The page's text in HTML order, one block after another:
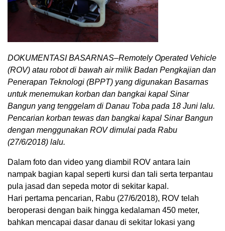
DOKUMENTASI BASARNAS–Remotely Operated Vehicle
(ROV) atau robot di bawah air milik Badan Pengkajian dan
Penerapan Teknologi (BPPT) yang digunakan Basarnas
untuk menemukan korban dan bangkai kapal Sinar
Bangun yang tenggelam di Danau Toba pada 18 Juni lalu.
Pencarian korban tewas dan bangkai kapal Sinar Bangun
dengan menggunakan ROV dimulai pada Rabu
(27/6/2018) lalu.
Dalam foto dan video yang diambil ROV antara lain
nampak bagian kapal seperti kursi dan tali serta terpantau
pula jasad dan sepeda motor di sekitar kapal.
Hari pertama pencarian, Rabu (27/6/2018), ROV telah
beroperasi dengan baik hingga kedalaman 450 meter,
bahkan mencapai dasar danau di sekitar lokasi yang